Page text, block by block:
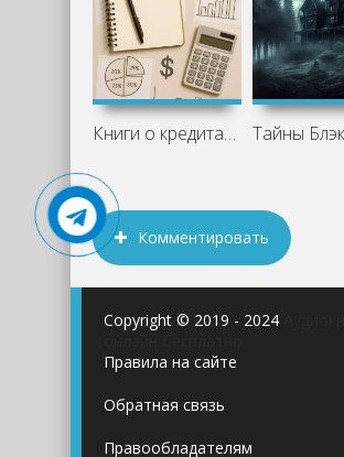
Книги о кредитах и финансовой свободе:
Комментировать
Copyright © 2019 - 2024
Правила на сайте
Обратная связь
Правообладателям